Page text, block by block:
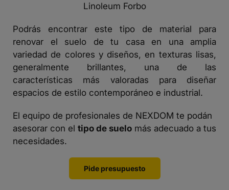
Linoleum Forbo
Podrás encontrar este tipo de material para
renovar el suelo de tu casa en una amplia
variedad de colores y diseños, en texturas lisas,
generalmente brillantes, una de las
características más valoradas para diseñar
espacios de estilo contemporáneo e industrial.
El equipo de profesionales de NEXDOM te podán
asesorar con el tipo de suelo más adecuado a tus
necesidades.
Pide presupuesto